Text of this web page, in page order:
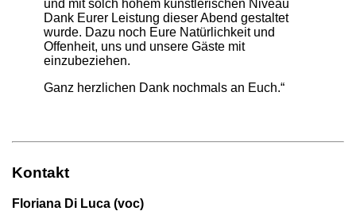
und mit solch hohem künstlerischen Niveau
Dank Eurer Leistung dieser Abend gestaltet
wurde. Dazu noch Eure Natürlichkeit und
Offenheit, uns und unsere Gäste mit
einzubeziehen.
Ganz herzlichen Dank nochmals an Euch.“
Kontakt
Floriana Di Luca (voc)